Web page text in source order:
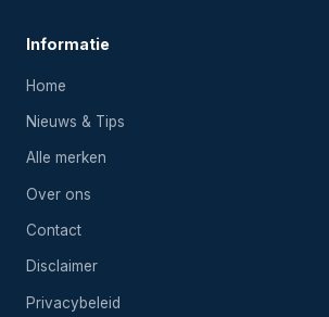
Informatie
Home
Nieuws & Tips
Alle merken
Over ons
Contact
Disclaimer
Privacybeleid